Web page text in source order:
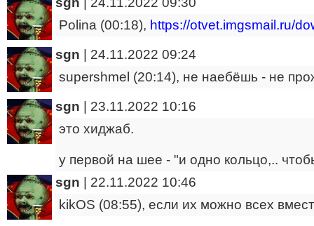
Polina (00:18), https://otvet.imgsmail.ru/
sgn
24.11.2022 09:24
supershmel (20:14), не наебёшь - не
sgn
23.11.2022 10:16
это хиджаб.
у первой на шее - "и одно кольцо,..
sgn
22.11.2022 10:46
kikOS (08:55), если их можно всех